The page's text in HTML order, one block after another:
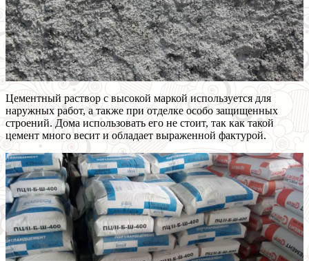
Цементный раствор с высокой маркой используется для
наружных работ, а также при отделке особо защищенных
строений. Дома использовать его не стоит, так как такой
цемент много весит и обладает выраженной фактурой.